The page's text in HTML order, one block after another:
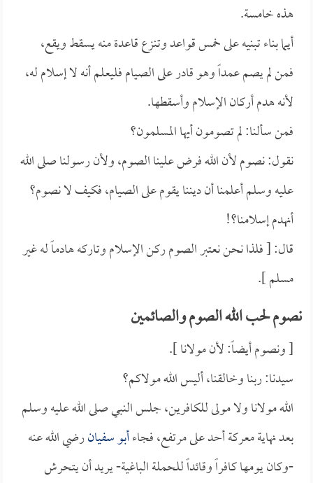
هذه خامسة.
أيما بناء تبنيه على خمس قواعد وتنزع قاعدة منه يسقط ويقع،
فمن لم يصم عمداً وهو قادر على الصيام فليعلم أنه لا إسلام له،
لأنه هدم أركان الإسلام وأسقطها.
فمن سألنا: لم تصومون أيها المسلمون؟
نقول: نصوم لأن الله فرض علينا الصوم، ولأن رسولنا صلى الله
عليه وسلم أعلمنا أن ديننا يقوم على الصيام، فكيف لا نصوم؟
أنهدم إسلامنا؟!
قال: [ فلذا نحن نعتبر الصوم ركن الإسلام وتاركه هادماً له غير
مسلم ].
نصوم لحب الله الصوم والصائمين
[ ونصوم أيضاً: لأن مولانا ].
سيدنا: ربنا وخالقنا، أليس الله مولاكم؟
الله مولانا ولا مولى للكافرين، جلس النبي صلى الله عليه وسلم
بعد نهاية معركة أحد على مرتفع، فجاءأبو سفيانرضي الله عنه
-وكان يومها كافراً وقائداً للحملة الباغية- يريد أن يتحرش